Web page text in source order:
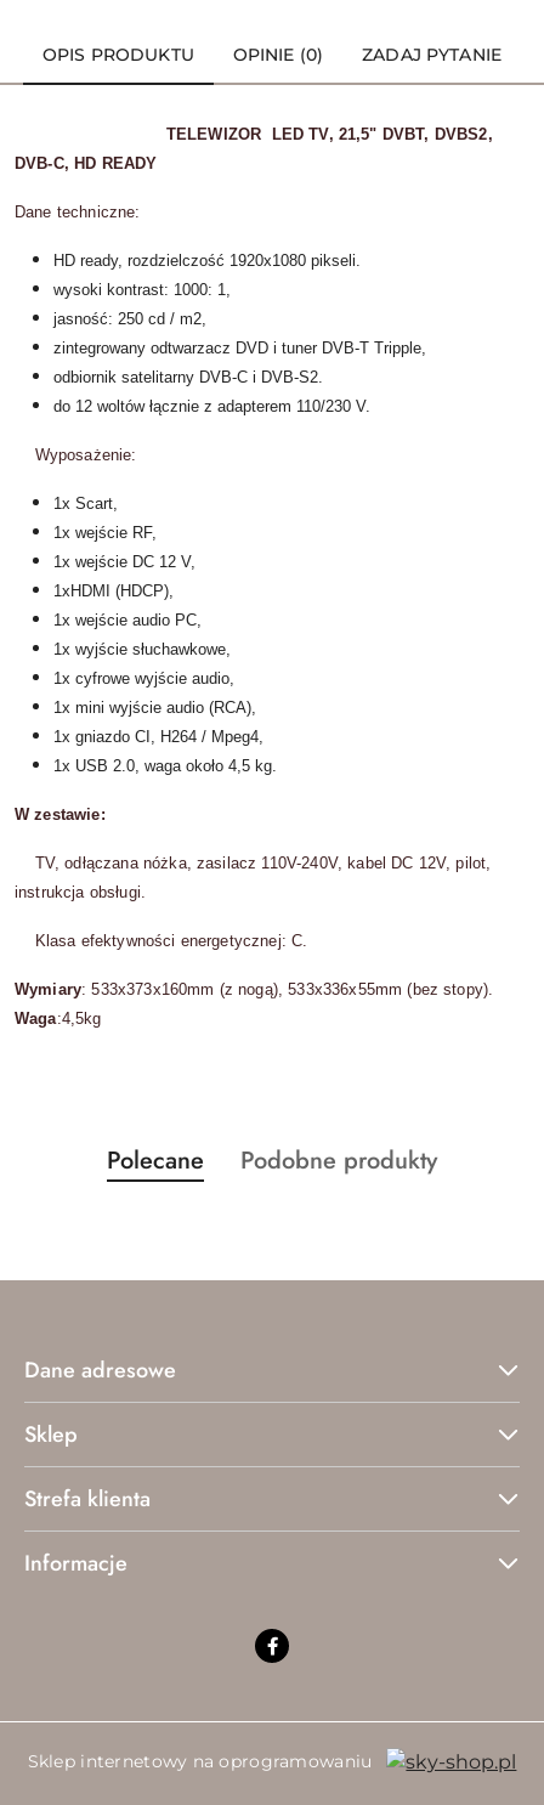
OPIS PRODUKTU OPINIE (0) ZADAJ PYTANIE
TELEWIZOR LED TV, 21,5" DVBT, DVBS2,
DVB-C, HD READY
Dane techniczne:
HD ready, rozdzielczość 1920x1080 pikseli.
wysoki kontrast: 1000: 1,
jasność: 250 cd / m2,
zintegrowany odtwarzacz DVD i tuner DVB-T Tripple,
odbiornik satelitarny DVB-C i DVB-S2.
do 12 woltów łącznie z adapterem 110/230 V.
Wyposażenie:
1x Scart,
1x wejście RF,
1x wejście DC 12 V,
1xHDMI (HDCP),
1x wejście audio PC,
1x wyjście słuchawkowe,
1x cyfrowe wyjście audio,
1x mini wyjście audio (RCA),
1x gniazdo CI, H264 / Mpeg4,
1x USB 2.0, waga około 4,5 kg.
W zestawie:
TV, odłączana nóżka, zasilacz 110V-240V, kabel DC 12V, pilot,
instrukcja obsługi.
Klasa efektywności energetycznej: C.
Wymiary: 533x373x160mm (z nogą), 533x336x55mm (bez stopy).
Waga:4,5kg
Pomiń karuzelę produktów
Produkty
o
Polecane
Produkty
Podobne produkty
Dane adresowe
Sklep
Strefa klienta
Informacje
Sklep internetowy na oprogramowaniu